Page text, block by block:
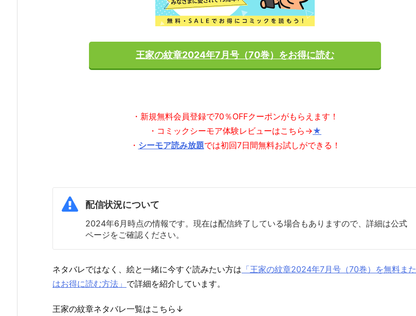
王家の紋章2024年7月号（70巻）をお得に読む
・新規無料会員登録で70％OFFクーポンがもらえます！
・コミックシーモア体験レビューはこちら→★
・ シーモア読み放題では初回7日間無料お試しができる！
配信状況について
2024年6月時点の情報です。現在は配信終了している場合もありますので、詳細は公式
ページをご確認ください。
ネタバレではなく、絵と一緒に今すぐ読みたい方は 「王家の紋章2024年7月号（70巻）を無料また
はお得に読む方法」 で詳細を紹介しています。
王家の紋章ネタバレ一覧はこちら↓